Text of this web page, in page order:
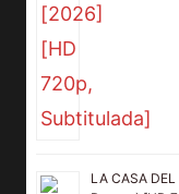
LA CASA